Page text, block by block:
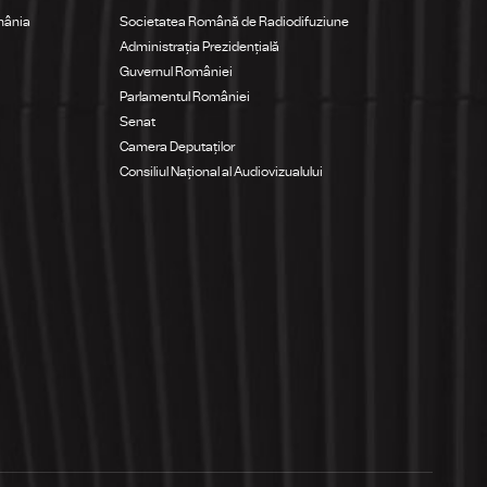
Societatea Română de Radiodifuziune
Administrația Prezidențială
Guvernul României
Parlamentul României
Senat
Camera Deputaților
Consiliul Național al Audiovizualului